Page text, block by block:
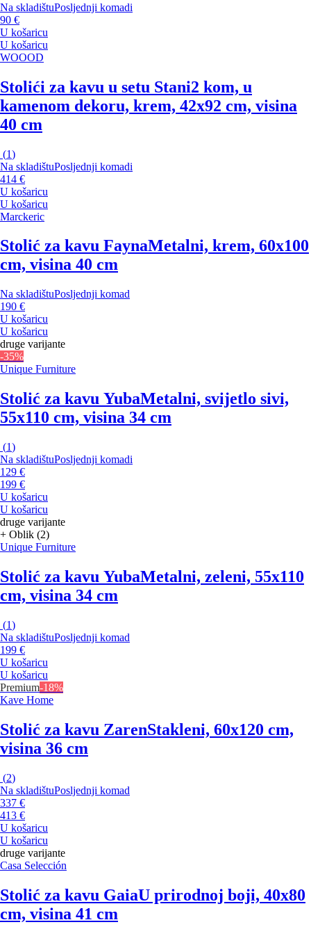
Na skladištuPosljednji komadi
90 €
U košaricu
U košaricu
WOOOD
Stolići za kavu u setu Stani2 kom, u
kamenom dekoru, krem, 42x92 cm, visina
40 cm
(1)
Na skladištuPosljednji komadi
414 €
U košaricu
U košaricu
Marckeric
Stolić za kavu FaynaMetalni, krem, 60x100
cm, visina 40 cm
Na skladištuPosljednji komad
190 €
U košaricu
U košaricu
druge varijante
-35%
Unique Furniture
Stolić za kavu YubaMetalni, svijetlo sivi,
55x110 cm, visina 34 cm
(1)
Na skladištuPosljednji komadi
129 €
199 €
U košaricu
U košaricu
druge varijante
+ Oblik (2)
Unique Furniture
Stolić za kavu YubaMetalni, zeleni, 55x110
cm, visina 34 cm
(1)
Na skladištuPosljednji komad
199 €
U košaricu
U košaricu
Premium-18%
Kave Home
Stolić za kavu ZarenStakleni, 60x120 cm,
visina 36 cm
(2)
Na skladištuPosljednji komad
337 €
413 €
U košaricu
U košaricu
druge varijante
Casa Selección
Stolić za kavu GaiaU prirodnoj boji, 40x80
cm, visina 41 cm